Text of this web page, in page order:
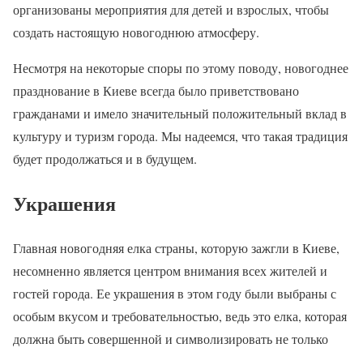
организованы мероприятия для детей и взрослых, чтобы
создать настоящую новогоднюю атмосферу.
Несмотря на некоторые споры по этому поводу, новогоднее
празднование в Киеве всегда было приветствовано
гражданами и имело значительный положительный вклад в
культуру и туризм города. Мы надеемся, что такая традиция
будет продолжаться и в будущем.
Украшения
Главная новогодняя елка страны, которую зажгли в Киеве,
несомненно является центром внимания всех жителей и
гостей города. Ее украшения в этом году были выбраны с
особым вкусом и требовательностью, ведь это елка, которая
должна быть совершенной и символизировать не только